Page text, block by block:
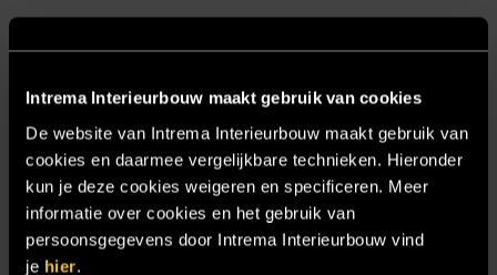
Intrema Interieurbouw maakt gebruik van cookies
De website van Intrema Interieurbouw maakt gebruik van
cookies en daarmee vergelijkbare technieken. Hieronder
kun je deze cookies weigeren en specificeren. Meer
informatie over cookies en het gebruik van
persoonsgegevens door Intrema Interieurbouw vind
je hier.
Referenties
Samenwerken
Sensire
Showroom
SIDN